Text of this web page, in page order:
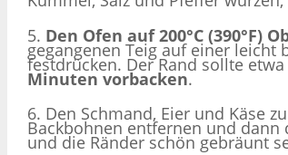
5. Den Ofen auf 200°C (390°F)
gegangenen Teig auf einer
festdrücken. Der Rand sollte
Minuten vorbacken.
6. Den Schmand, Eier und Käse
Backbohnen entfernen und dann
und die Ränder schön gebräunt